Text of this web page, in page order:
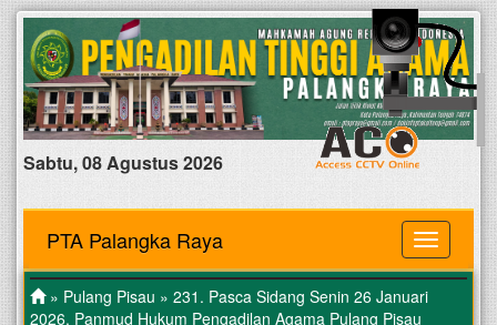
Sabtu, 08 Agustus 2026
MENU
PTA Palangka Raya
» Pulang Pisau » 231. Pasca Sidang Senin 26 Januari
2026, Panmud Hukum Pengadilan Agama Pulang Pisau